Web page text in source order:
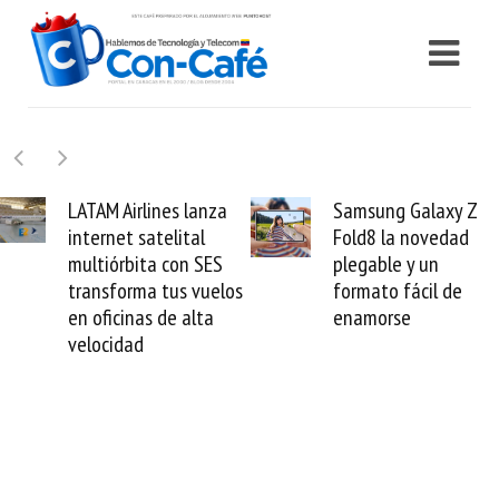
Samsung Galaxy Z
Fold8 la novedad
plegable y un
formato fácil de
enamorse
Cashea levanta 100
millones de dólares y
valida el crédito del
venezolano ante el
mundo